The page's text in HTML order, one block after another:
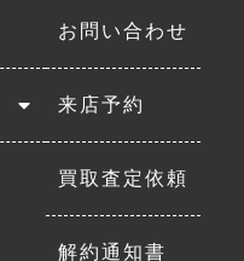
お問い合わせ
来店予約
買取査定依頼
解約通知書